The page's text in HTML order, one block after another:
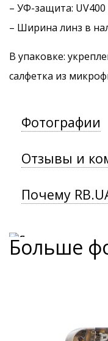
– УФ-защита:
– Ширина линз в
В упаковке:
салфетка из
Фотографии
Отзывы и
Почему
Больше